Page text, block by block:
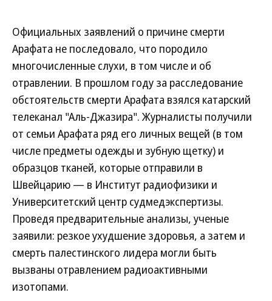
Официальных заявлений о причине смерти
Арафата не последовало, что породило
многочисленные слухи, в том числе и об
отравлении. В прошлом году за расследование
обстоятельств смерти Арафата взялся катарский
телеканал "Аль-Джазира". Журналисты получили
от семьи Арафата ряд его личных вещей (в том
числе предметы одежды и зубную щетку) и
образцов тканей, которые отправили в
Швейцарию — в Институт радиофизики и
Университетский центр судмедэкспертизы.
Проведя предварительные анализы, ученые
заявили: резкое ухудшение здоровья, а затем и
смерть палестинского лидера могли быть
вызваны отравлением радиоактивными
изотопами.